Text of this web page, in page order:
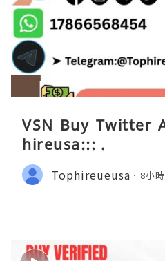
VSN Buy Twitter
hireusa::: .
Tophireueusa 8小